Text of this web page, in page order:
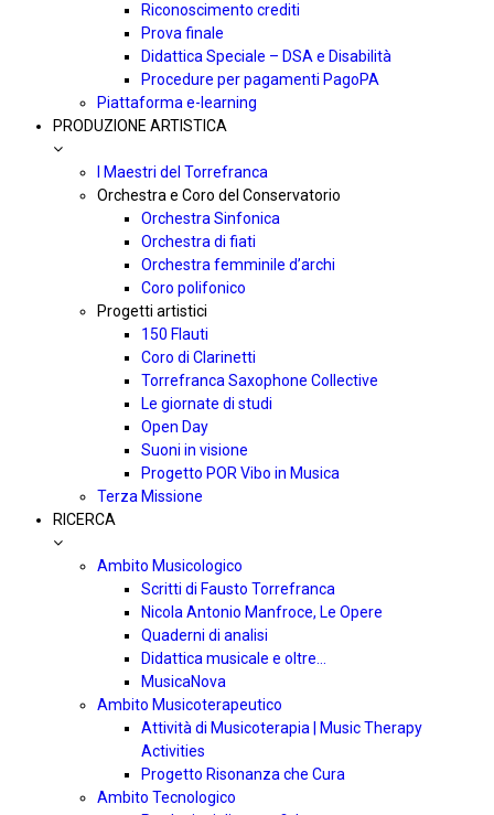
Riconoscimento crediti
Prova finale
Didattica Speciale – DSA e Disabilità
Procedure per pagamenti PagoPA
Piattaforma e-learning
PRODUZIONE ARTISTICA
I Maestri del Torrefranca
Orchestra e Coro del Conservatorio
Orchestra Sinfonica
Orchestra di fiati
Orchestra femminile d’archi
Coro polifonico
Progetti artistici
150 Flauti
Coro di Clarinetti
Torrefranca Saxophone Collective
Le giornate di studi
Open Day
Suoni in visione
Progetto POR Vibo in Musica
Terza Missione
RICERCA
Ambito Musicologico
Scritti di Fausto Torrefranca
Nicola Antonio Manfroce, Le Opere
Quaderni di analisi
Didattica musicale e oltre…
MusicaNova
Ambito Musicoterapeutico
Attività di Musicoterapia | Music Therapy
Activities
Progetto Risonanza che Cura
Ambito Tecnologico